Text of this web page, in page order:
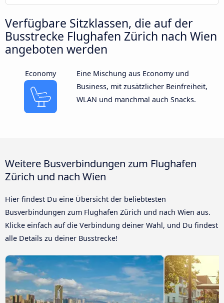
Verfügbare Sitzklassen, die auf der
Busstrecke Flughafen Zürich nach Wien
angeboten werden
Economy
Eine Mischung aus Economy und
Business, mit zusätzlicher Beinfreiheit,
WLAN und manchmal auch Snacks.
Weitere Busverbindungen zum Flughafen
Zürich und nach Wien
Hier findest Du eine Übersicht der beliebtesten
Busverbindungen zum Flughafen Zürich und nach Wien aus.
Klicke einfach auf die Verbindung deiner Wahl, und Du findest
alle Details zu deiner Busstrecke!